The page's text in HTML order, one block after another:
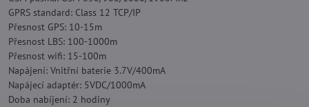
GPRS standard: Class 12 TCP/IP
Přesnost GPS: 10-15m
Přesnost LBS: 100-1000m
Přesnost wifi: 15-100m
Napájení: Vnitřní baterie 3.7V/400mA
Napájecí adaptér: 5VDC/1000mA
Doba nabíjení: 2 hodiny